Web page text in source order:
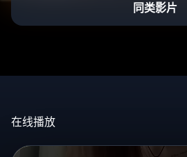
同类影片
在线播放